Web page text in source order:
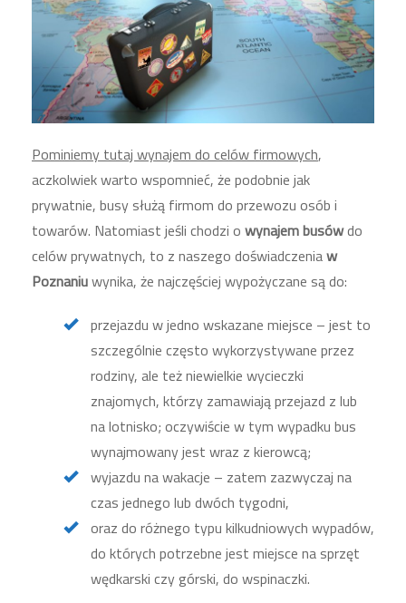
Pominiemy tutaj wynajem do celów firmowych,
aczkolwiek warto wspomnieć, że podobnie jak
prywatnie, busy służą firmom do przewozu osób i
towarów. Natomiast jeśli chodzi o wynajem busówdo
celów prywatnych, to z naszego doświadczeniaw
Poznaniuwynika, że najczęściej wypożyczane są do:
przejazdu w jedno wskazane miejsce – jest to
szczególnie często wykorzystywane przez
rodziny, ale też niewielkie wycieczki
znajomych, którzy zamawiają przejazd z lub
na lotnisko; oczywiście w tym wypadku bus
wynajmowany jest wraz z kierowcą;
wyjazdu na wakacje – zatem zazwyczaj na
czas jednego lub dwóch tygodni,
oraz do różnego typu kilkudniowych wypadów,
do których potrzebne jest miejsce na sprzęt
wędkarski czy górski, do wspinaczki.